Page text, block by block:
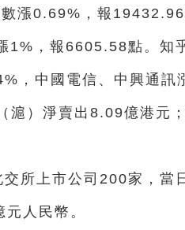
漲0.69%，報
1%，報6605.58點。知
，中國電信、中興通
滬）淨賣出8.09億港元
所上市公司200家，當
人民幣。